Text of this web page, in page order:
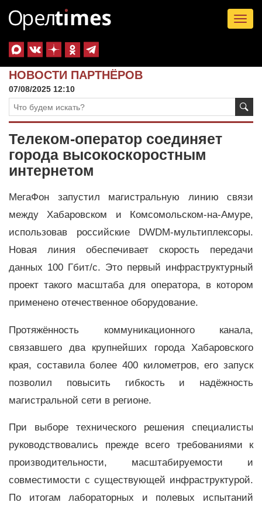
НОВОСТИ ПАРТНЁРОВ
07/08/2025 12:10
Телеком-оператор соединяет
города высокоскоростным
интернетом
МегаФон запустил магистральную линию связи
между Хабаровском и Комсомольском-на-Амуре,
использовав российские DWDM-мультиплексоры.
Новая линия обеспечивает скорость передачи
данных 100 Гбит/с. Это первый инфраструктурный
проект такого масштаба для оператора, в котором
применено отечественное оборудование.
Протяжённость коммуникационного канала,
связавшего два крупнейших города Хабаровского
края, составила более 400 километров, его запуск
позволил повысить гибкость и надёжность
магистральной сети в регионе.
При выборе технического решения специалисты
руководствовались прежде всего требованиями к
производительности, масштабируемости и
совместимости с существующей инфраструктурой.
По итогам лабораторных и полевых испытаний